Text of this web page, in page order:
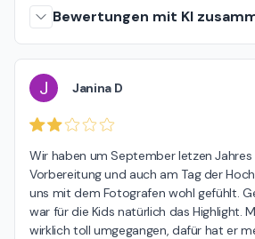
Bewertungen mit KI
J Janina D
Wir haben um September letzen
Vorbereitung und auch am Tag der
uns mit dem Fotografen wohl gefühlt.
war für die Kids natürlich das Highlight.
wirklich toll umgegangen, dafür hat er